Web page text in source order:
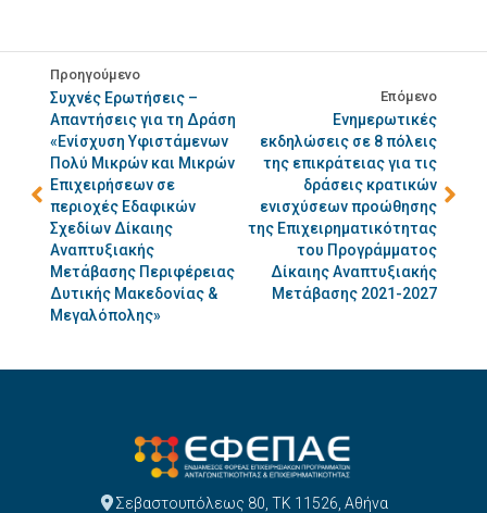
Προηγούμενο
Συχνές Ερωτήσεις –
Απαντήσεις για τη Δράση
«Ενίσχυση Υφιστάμενων
Πολύ Μικρών και Μικρών
Επιχειρήσεων σε
περιοχές Εδαφικών
Σχεδίων Δίκαιης
Αναπτυξιακής
Μετάβασης Περιφέρειας
Δυτικής Μακεδονίας &
Μεγαλόπολης»
Επόμενο
Ενημερωτικές
εκδηλώσεις σε 8 πόλεις
της επικράτειας για τις
δράσεις κρατικών
ενισχύσεων προώθησης
της Επιχειρηματικότητας
του Προγράμματος
Δίκαιης Αναπτυξιακής
Μετάβασης 2021-2027
Σεβαστουπόλεως 80, ΤΚ 11526, Αθήνα